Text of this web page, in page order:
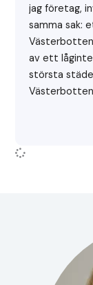
jag företag,
samma sak:
av ett
största